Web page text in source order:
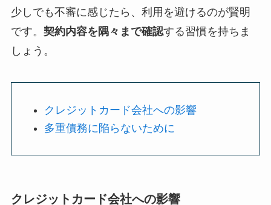
少しでも不審に感じたら、利用を避けるのが賢明
です。 契約内容を隅々まで確認する習慣を持ちま
しょう。
クレジットカード会社への影響
多重債務に陥らないために
クレジットカード会社への影響